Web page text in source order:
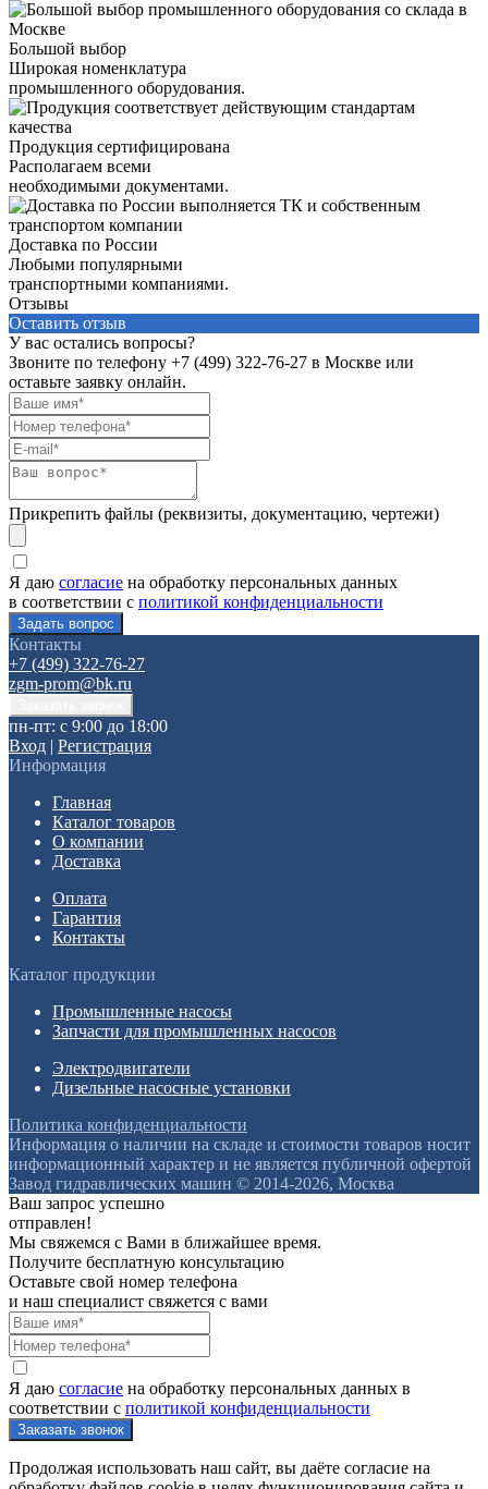
Большой выбор
Широкая номенклатура
промышленного оборудования.
Продукция сертифицирована
Располагаем всеми
необходимыми документами.
Доставка по России
Любыми популярными
транспортными компаниями.
Отзывы
Оставить отзыв
У вас остались вопросы?
Звоните по телефону +7 (499) 322-76-27 в Москве или
оставьте заявку онлайн.
Прикрепить файлы (реквизиты, документацию, чертежи)
Я даю согласие на обработку персональных данных
в соответствии с политикой конфиденциальности
Контакты
+7 (499) 322-76-27
zgm-prom@bk.ru
пн-пт: с 9:00 до 18:00
Вход | Регистрация
Информация
Главная
Каталог товаров
О компании
Доставка
Оплата
Гарантия
Контакты
Каталог продукции
Промышленные насосы
Запчасти для промышленных насосов
Электродвигатели
Дизельные насосные установки
Политика конфиденциальности
Информация о наличии на складе и стоимости товаров носит
информационный характер и не является публичной офертой
Завод гидравлических машин © 2014-2026, Москва
Ваш запрос успешно
отправлен!
Мы свяжемся с Вами в ближайшее время.
Получите бесплатную консультацию
Оставьте свой номер телефона
и наш специалист свяжется с вами
Я даю согласие на обработку персональных данных в
соответствии с политикой конфиденциальности
Продолжая использовать наш сайт, вы даёте согласие на